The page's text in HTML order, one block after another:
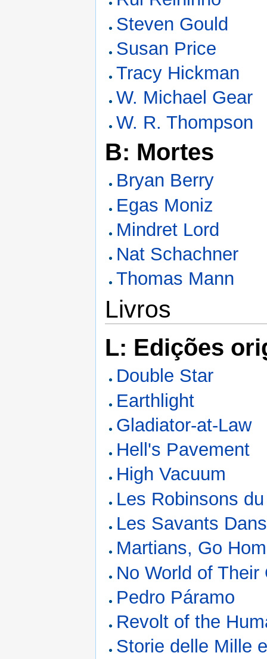
Steven Gould
Susan Price
Tracy Hickman
W. Michael Gear
W. R. Thompson
B: Mortes
Bryan Berry
Egas Moniz
Mindret Lord
Nat Schachner
Thomas Mann
Livros
L: Edições
Double Star
Earthlight
Gladiator-at-Law
Hell's Pavement
High Vacuum
Les Robinsons
Les Savants
Martians, Go
No World of Their
Pedro Páramo
Revolt of the
Storie delle Mille